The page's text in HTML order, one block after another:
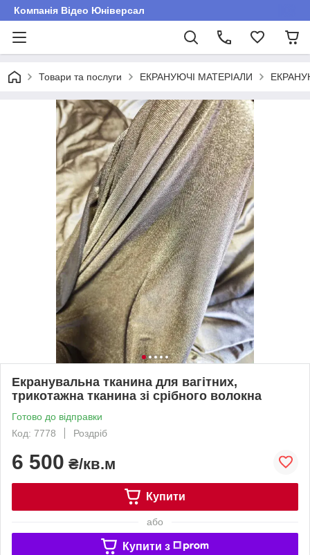
Компанія Відео Юніверсал
Товари та послуги ЕКРАНУЮЧІ МАТЕРІАЛИ
Екранувальна тканина для вагітних,
трикотажна тканина зі срібного волокна
Готово до відправки
Код: 7778
Роздріб
6 500 ₴/кв.м
Купити
або
Купити з